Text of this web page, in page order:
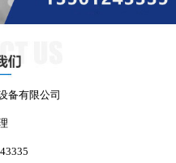
备有限公司